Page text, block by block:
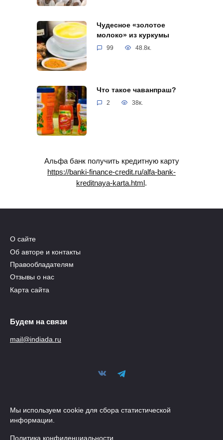
Чудесное «золотое
молоко» из куркумы
99 48.8к.
Что такое чаванпраш?
2 38к.
Альфа банк получить кредитную карту
https://banki-finance-credit.ru/alfa-bank-
kreditnaya-karta.html.
О сайте
Об авторе и контакты
Правообладателям
Отзывы о нас
Карта сайта
Будем на связи
mail@indiada.ru
Мы используем cookie для сбора статистической
информации.
Политика конфиденциальности